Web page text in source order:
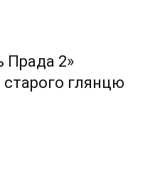
Прада 2»
старого глянцю